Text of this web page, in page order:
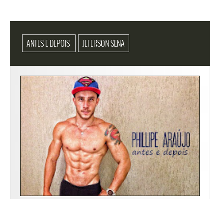
ANTES E DEPOIS JEFERSON SENA